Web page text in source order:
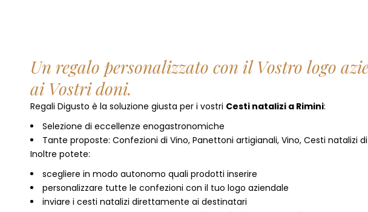
Un regalo personalizzato con il Vostro logo
ai Vostri doni.
Regali Digusto è la soluzione giusta per i vostri Cesti natalizi a Rimini:
Selezione di eccellenze enogastronomiche
Tante proposte: Confezioni di Vino, Panettoni artigianali, Vino, Cesti natalizi
Inoltre potete:
scegliere in modo autonomo quali prodotti inserire
personalizzare tutte le confezioni con il tuo logo aziendale
inviare i cesti natalizi direttamente ai destinatari